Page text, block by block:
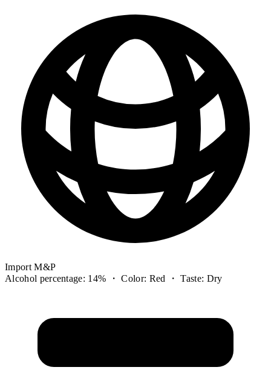
Import M&P
Alcohol percentage: 14% ・ Color: Red ・ Taste: Dry